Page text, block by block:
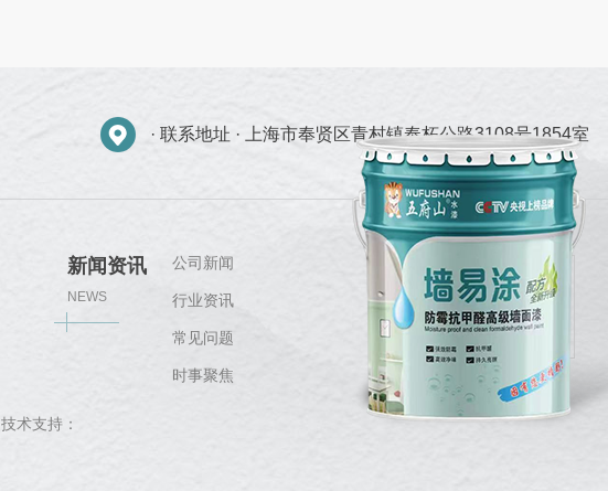
· 联系地址 · 上海市奉贤区青村镇奉柘公路3108号1854室
新闻资讯
NEWS
公司新闻
行业资讯
常见问题
时事聚焦 关注我们
技术支持：